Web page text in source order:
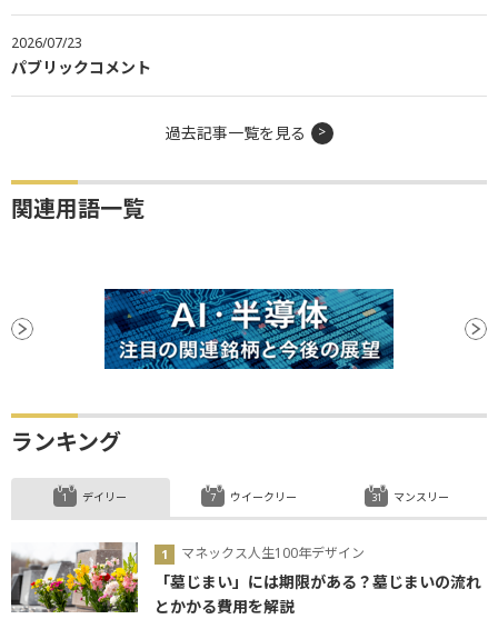
2026/07/23
パブリックコメント
過去記事一覧を見る
関連用語一覧
ランキング
デイリー
マネックス人生100年デザイン
「墓じまい」には期限がある？墓じまいの流れ
とかかる費用を解説
ウイークリー マンスリー